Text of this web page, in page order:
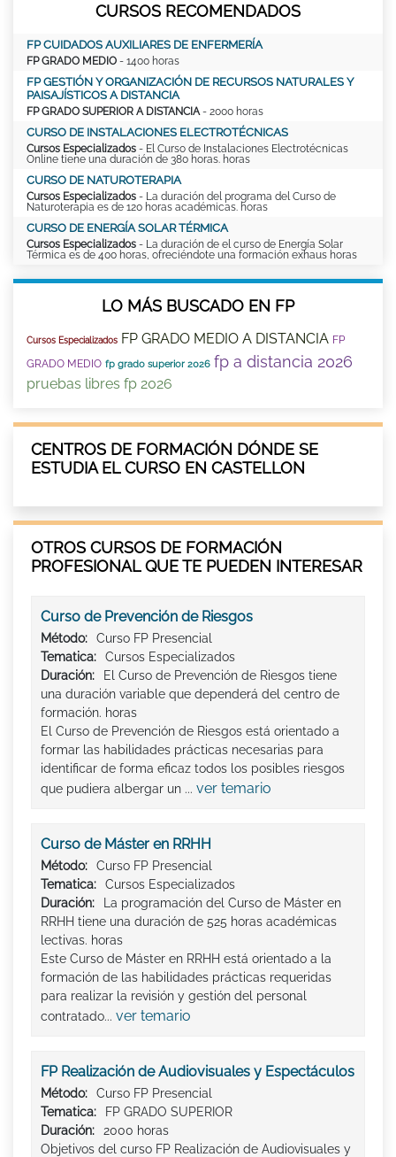
CURSOS RECOMENDADOS
FP CUIDADOS AUXILIARES DE ENFERMERÍA
FP GRADO MEDIO - 1400 horas
FP GESTIÓN Y ORGANIZACIÓN DE RECURSOS NATURALES Y
PAISAJÍSTICOS A DISTANCIA
FP GRADO SUPERIOR A DISTANCIA - 2000 horas
CURSO DE INSTALACIONES ELECTROTÉCNICAS
Cursos Especializados - El Curso de Instalaciones Electrotécnicas
Online tiene una duración de 380 horas. horas
CURSO DE NATUROTERAPIA
Cursos Especializados - La duración del programa del Curso de
Naturoterapia es de 120 horas académicas. horas
CURSO DE ENERGÍA SOLAR TÉRMICA
Cursos Especializados - La duración de el curso de Energía Solar
Térmica es de 400 horas, ofreciéndote una formación exhaus horas
LO MÁS BUSCADO EN FP
Cursos Especializados FP GRADO MEDIO A DISTANCIA FP
GRADO MEDIO fp grado superior 2026 fp a distancia 2026
pruebas libres fp 2026
CENTROS DE FORMACIÓN DÓNDE SE
ESTUDIA EL CURSO EN CASTELLON
OTROS CURSOS DE FORMACIÓN
PROFESIONAL QUE TE PUEDEN INTERESAR
Curso de Prevención de Riesgos
Método:
Curso FP Presencial
Tematica:
Cursos Especializados
Duración:
El Curso de Prevención de Riesgos tiene
una duración variable que dependerá del centro de
formación. horas
El Curso de Prevención de Riesgos está orientado a
formar las habilidades prácticas necesarias para
identificar de forma eficaz todos los posibles riesgos
que pudiera albergar un ... ver temario
Curso de Máster en RRHH
Método:
Curso FP Presencial
Tematica:
Cursos Especializados
Duración:
La programación del Curso de Máster en
RRHH tiene una duración de 525 horas académicas
lectivas. horas
Este Curso de Máster en RRHH está orientado a la
formación de las habilidades prácticas requeridas
para realizar la revisión y gestión del personal
contratado... ver temario
FP Realización de Audiovisuales y Espectáculos
Método:
Curso FP Presencial
Tematica:
FP GRADO SUPERIOR
Duración:
2000 horas
Objetivos del curso FP Realización de Audiovisuales y